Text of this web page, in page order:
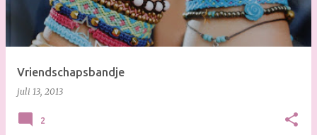
Vriendschapsbandje
juli 13, 2013
2